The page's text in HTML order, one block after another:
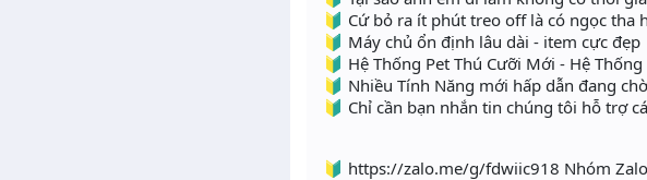
🔰 Cứ bỏ ra ít phút treo off là có ngọc tha
🔰 Máy chủ ổn định lâu dài - item cực đẹp
🔰 Hệ Thống Pet Thú Cưỡi Mới - Hệ
🔰 Nhiều Tính Năng mới hấp dẫn đang
🔰 Chỉ cần bạn nhắn tin chúng tôi hỗ trợ
🔰 https://zalo.me/g/fdwiic918 Nhóm